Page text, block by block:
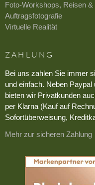
Foto-Workshops, Reisen &
Auftragsfotografie
Virtuelle Realität
ZAHLUNG
Bei uns zahlen Sie immer
und einfach. Neben Paypal
bieten wir Privatkunden
per Klarna (Kauf auf
Sofortüberweisung,
Mehr zur sicheren Zahlung